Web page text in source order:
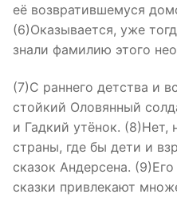
её возвратившемуся
(6)Оказывается, уже
знали фамилию этого
(7)С раннего детства и
стойкий Оловянный
и Гадкий утёнок. (8)Нет,
страны, где бы дети и
сказок Андерсена.
сказки привлекают